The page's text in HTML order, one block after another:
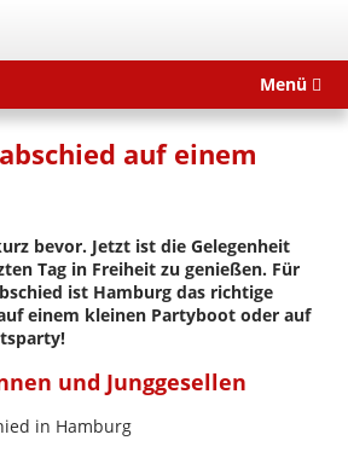
Menü
auf einem
bevor. Jetzt ist die Gelegenheit
Tag in Freiheit zu genießen. Für
ist Hamburg das richtige
einem kleinen Partyboot oder auf
und Junggesellen